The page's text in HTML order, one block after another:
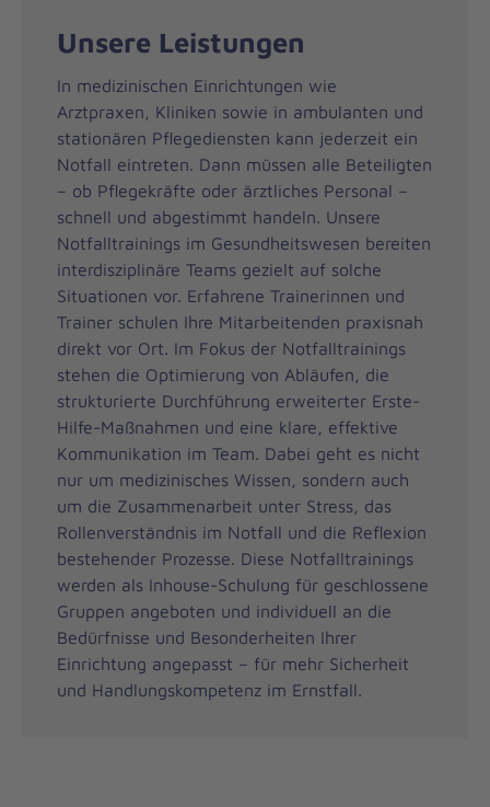
Unsere Leistungen
In medizinischen Einrichtungen wie
Arztpraxen, Kliniken sowie in ambulanten und
stationären Pflegediensten kann jederzeit ein
Notfall eintreten. Dann müssen alle Beteiligten
– ob Pflegekräfte oder ärztliches Personal –
schnell und abgestimmt handeln. Unsere
Notfalltrainings im Gesundheitswesen bereiten
interdisziplinäre Teams gezielt auf solche
Situationen vor. Erfahrene Trainerinnen und
Trainer schulen Ihre Mitarbeitenden praxisnah
direkt vor Ort. Im Fokus der Notfalltrainings
stehen die Optimierung von Abläufen, die
strukturierte Durchführung erweiterter Erste-
Hilfe-Maßnahmen und eine klare, effektive
Kommunikation im Team. Dabei geht es nicht
nur um medizinisches Wissen, sondern auch
um die Zusammenarbeit unter Stress, das
Rollenverständnis im Notfall und die Reflexion
bestehender Prozesse. Diese Notfalltrainings
werden als Inhouse-Schulung für geschlossene
Gruppen angeboten und individuell an die
Bedürfnisse und Besonderheiten Ihrer
Einrichtung angepasst – für mehr Sicherheit
und Handlungskompetenz im Ernstfall.